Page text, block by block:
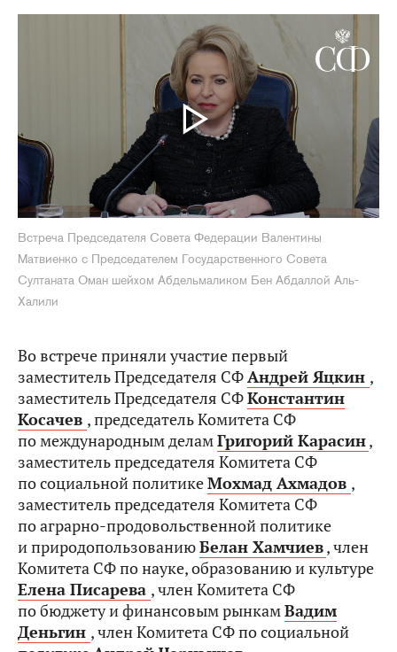
Встреча Председателя Совета Федерации Валентины
Матвиенко с Председателем Государственного Совета
Султаната Оман шейхом Абдельмаликом Бен Абдаллой Аль-
Халили
Во встрече приняли участие первый
заместитель Председателя СФАндрей Яцкин ,
заместитель Председателя СФКонстантин
Косачев , председатель Комитета СФ
по международным деламГригорий Карасин,
заместитель председателя Комитета СФ
по социальной политикеМохмад Ахмадов ,
заместитель председателя Комитета СФ
по аграрно-продовольственной политике
и природопользованиюБелан Хамчиев, член
Комитета СФ по науке, образованию и культуре
Елена Писарева , член Комитета СФ
по бюджету и финансовым рынкамВадим
Деньгин , член Комитета СФ по социальной